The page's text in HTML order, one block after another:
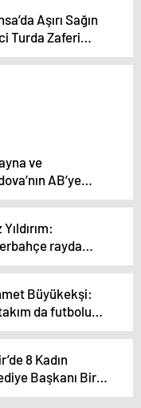
Aşırı Sağın
Turda Zaferi
ve
AB’ye
Müzakereleri
rayda
vagon başka
Büyükekşi:
da futbolu
8 Kadın
Başkanı Bir
Geldi